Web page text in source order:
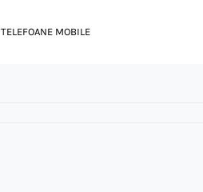
TELEFOANE MOBILE